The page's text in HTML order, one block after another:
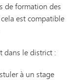
de formation des
est compatible
dans le district :
à un stage